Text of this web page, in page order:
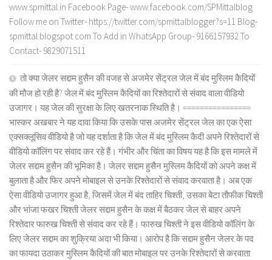
www.spmittal.in Facebook Page- www.facebook.com/SPMittalblog
Follow me on Twitter- https://twitter.com/spmittalblogger?s=11 Blog-
spmittal.blogspot.com To Add in WhatsApp Group- 9166157932 To
Contact- 9829071511
तो क्या जेलर सद्दाम हुसैन की वजह से अजमेर सेंट्रल जेल में बंद मुस्लिम कैदियों
की मौज हो रही है? जेल में बंद मुस्लिम कैदियों का रिश्तेदारों से संवाद वाला वीडियो
उजागर। यह जेल की सुरक्षा के लिए खतरनाक स्थिति है। ================
भास्कर अखबार ने यह दावा किया कि उसके पास अजमेर सेंट्रल जेल का एक ऐसा
एक्सक्लूसिव वीडियो है जो यह दर्शाता है कि जेल में बंद मुस्लिम कैदी अपने रिश्तेदारों से
वीडियो कॉलिंग पर संवाद कर रहे हैं। गंभीर और चिंता का विषय यह है कि इस मामले में
जेलर सद्दाम हुसैन की भूमिका है। जेलर सद्दाम हुसैन मुस्लिम कैदियों को अपने कक्ष में
बुलाता है और फिर अपने मोबाइल से उनके रिश्तेदारों से संवाद करवाता है। अब एक
ऐसा वीडियो उजागर हुआ है, जिसमें जेल में बंद ताहिर चिश्ती, उसका बेटा तौफीक चिश्ती
और भांजा फखर चिश्ती जेलर सद्दाम हुसैन के कक्ष में बैठकर जेल से बाहर अपने
रिश्तेदार फारुख चिश्ती से संवाद कर रहे हैं। फारुख चिश्ती ने इस वीडियो कॉलिंग के
लिए जेलर सद्दाम का शुक्रिया अदा भी किया। आरोप है कि सद्दाम हुसैन जेलर के पद
का फायदा उठाकर मुस्लिम कैदियों की बात मोबाइल पर उनके रिश्तेदारों से करवाता